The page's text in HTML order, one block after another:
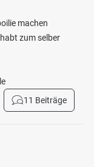
machen
zum selber
11 Beiträge